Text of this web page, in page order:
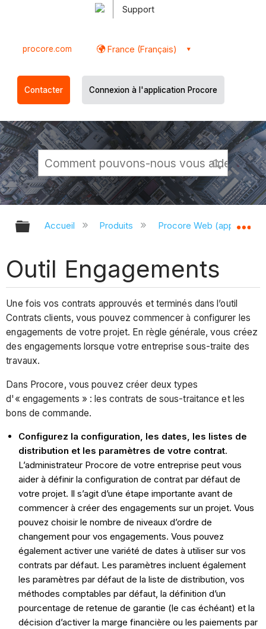
Support
procore.com France (Français)
Contacter Connexion à l'application Procore
Développer/réduire la hiérarchie
Accueil Produits Procore Web
Outil Engagements
Une fois vos contrats approuvés et terminés dans l’outil
Contrats clients, vous pouvez commencer à configurer les
engagements de votre projet. En règle générale, vous créez
des engagements lorsque votre entreprise sous-traite des
travaux.
Dans Procore, vous pouvez créer deux types
d'« engagements » : les contrats de sous-traitance et les
bons de commande.
Configurez la configuration, les dates, les listes de
distribution et les paramètres de votre contrat.
L’administrateur Procore de votre entreprise peut vous
aider à définir la configuration de contrat par défaut de
votre projet. Il s’agit d’une étape importante avant de
commencer à créer des engagements sur un projet. Vous
pouvez choisir le nombre de niveaux d’ordre de
changement pour vos engagements. Vous pouvez
également activer une variété de dates à utiliser sur vos
contrats par défaut. Les paramètres incluent également
les paramètres par défaut de la liste de distribution, vos
méthodes comptables par défaut, la définition d’un
pourcentage de retenue de garantie (le cas échéant) et la
décision d’activer la marge financière ou les paiements par